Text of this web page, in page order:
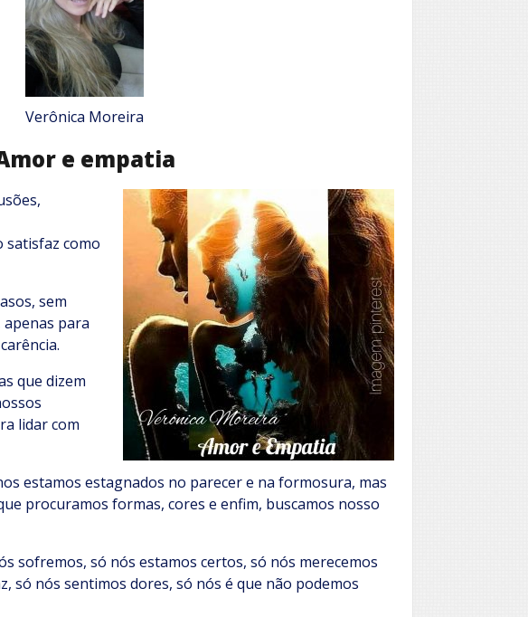
Verônica Moreira
e empatia
satisfaz como
sem
para
que dizem
lidar com
estamos estagnados no parecer e na formosura, mas
procuramos formas, cores e enfim, buscamos nosso
sofremos, só nós estamos certos, só nós merecemos
só nós sentimos dores, só nós é que não podemos